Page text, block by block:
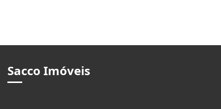
Sacco Imóveis